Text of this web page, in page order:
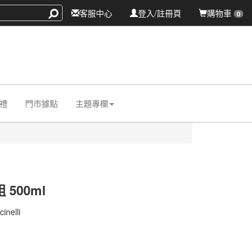
購物車 0
登入/註冊頁
客服中心
門市據點 主題專欄
500ml